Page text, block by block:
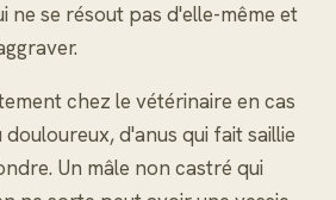
ne se résout pas d'elle-même et
chez le vétérinaire en cas
d'anus qui fait saillie
Un mâle non castré qui